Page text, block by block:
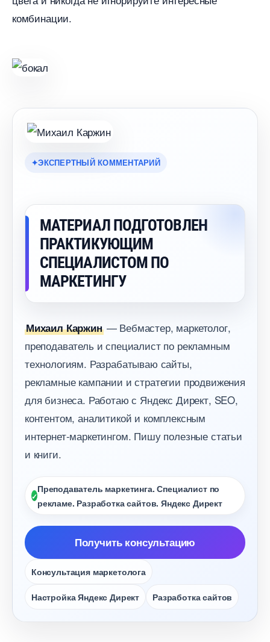
комбинации.
ЭКСПЕРТНЫЙ КОММЕНТАРИЙ
МАТЕРИАЛ ПОДГОТОВЛЕН
ПРАКТИКУЮЩИМ
СПЕЦИАЛИСТОМ ПО
МАРКЕТИНГУ
Михаил Каржин— Вебмастер, маркетолог,
преподаватель и специалист по рекламным
технологиям. Разрабатываю сайты,
рекламные кампании и стратегии продвижения
для бизнеса. Работаю с Яндекс Директ, SEO,
контентом, аналитикой и комплексным
интернет-маркетингом. Пишу полезные статьи
и книги.
Преподаватель маркетинга. Специалист по
рекламе. Разработка сайтов. Яндекс Директ
Получить консультацию
Консультация маркетолога
Настройка Яндекс Директ Разработка сайто